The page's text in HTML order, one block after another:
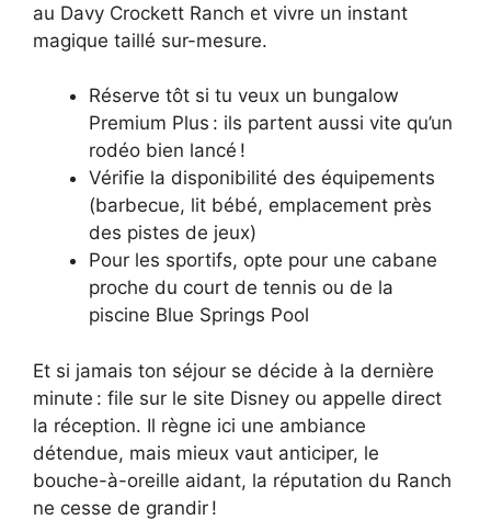
au Davy Crockett Ranch et vivre un instant
magique taillé sur-mesure.
Réserve tôt si tu veux un bungalow
Premium Plus : ils partent aussi vite qu’un
rodéo bien lancé !
Vérifie la disponibilité des équipements
(barbecue, lit bébé, emplacement près
des pistes de jeux)
Pour les sportifs, opte pour une cabane
proche du court de tennis ou de la
piscine Blue Springs Pool
Et si jamais ton séjour se décide à la dernière
minute : file sur le site Disney ou appelle direct
la réception. Il règne ici une ambiance
détendue, mais mieux vaut anticiper, le
bouche-à-oreille aidant, la réputation du Ranch
ne cesse de grandir !